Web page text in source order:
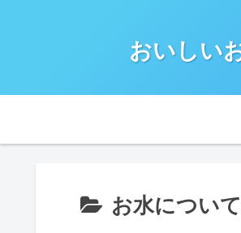
おいしい
お水につい